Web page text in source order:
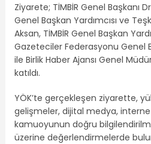
Ziyarete; TİMBİR Genel Başkanı
Genel Başkan Yardımcısı ve
Aksan, TİMBİR Genel Başkan
Gazeteciler Federasyonu Genel
ile Birlik Haber Ajansı Genel
katıldı.
YÖK’te gerçekleşen ziyarette,
gelişmeler, dijital medya,
kamuoyunun doğru
üzerine değerlendirmelerde